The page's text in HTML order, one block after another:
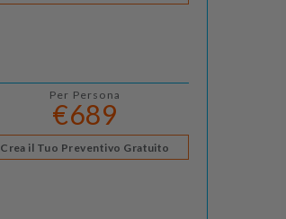
Per Persona
€689
Crea il Tuo Preventivo Gratuito